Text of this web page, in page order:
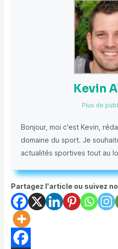
Kevin
Plus de
Bonjour, moi c'est Kevin,
domaine du sport. Je
actualités sportives tout au
Partagez l'article ou suivez